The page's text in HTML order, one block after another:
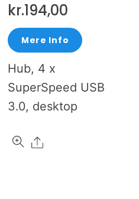
kr.194,00
Mere Info
Hub, 4 x
SuperSpeed USB
3.0, desktop
Share